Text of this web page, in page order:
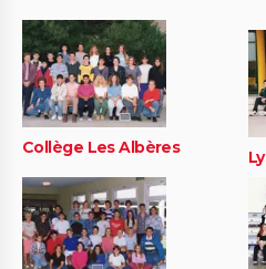
Collège Les Albères